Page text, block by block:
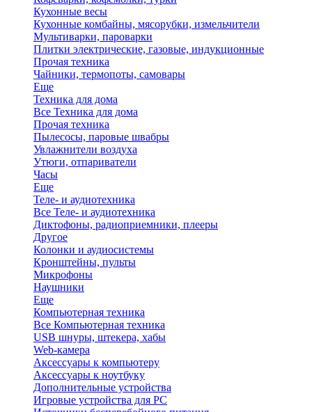
Кухонные весы
Кухонные комбайны, мясорубки, измельчители
Мультиварки, пароварки
Плитки электрические, газовые, индукционные
Прочая техника
Чайники, термопоты, самовары
Еще
Техника для дома
Все Техника для дома
Прочая техника
Пылесосы, паровые швабры
Увлажнители воздуха
Утюги, отпариватели
Часы
Еще
Теле- и аудиотехника
Все Теле- и аудиотехника
Диктофоны, радиоприемники, плееры
Другое
Колонки и аудиосистемы
Кронштейны, пульты
Микрофоны
Наушники
Еще
Компьютерная техника
Все Компьютерная техника
USB шнуры, штекера, хабы
Web-камера
Аксессуары к компьютеру
Аксессуары к ноутбуку
Дополнительные устройства
Игровые устройства для PC